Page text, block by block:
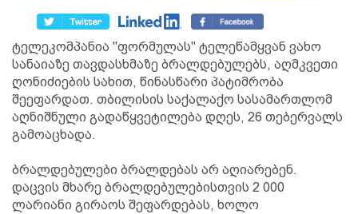
ტელეკომპანია "ფორმულას" ტელეწამყვან ვახო
სანაიაზე თავდასხმაზე ბრალდებულებს, აღმკვეთი
ღონიძიების სახით, წინასწარი პატიმრობა
შეეფარდათ. თბილისის საქალაქო სასამართლომ
აღნიშნული გადაწყვეტილება დღეს, 26 თებერვალს
გამოაცხადა.
ბრალდებულები ბრალდებას არ აღიარებენ.
დაცვის მხარე ბრალდებულებისთვის 2 000
ლარიანი გირაოს შეფარდებას, ხოლო